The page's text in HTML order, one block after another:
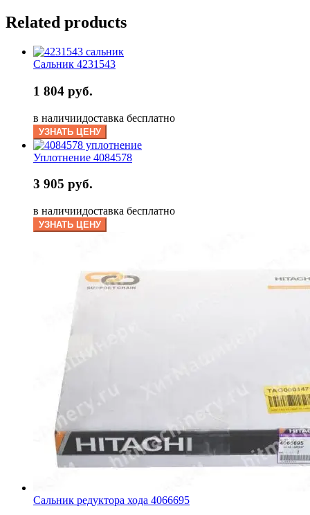
Related products
Сальник 4231543
1 804 руб.
в наличиидоставка бесплатно
УЗНАТЬ ЦЕНУ
Уплотнение 4084578
3 905 руб.
в наличиидоставка бесплатно
УЗНАТЬ ЦЕНУ
Сальник редуктора хода 4066695